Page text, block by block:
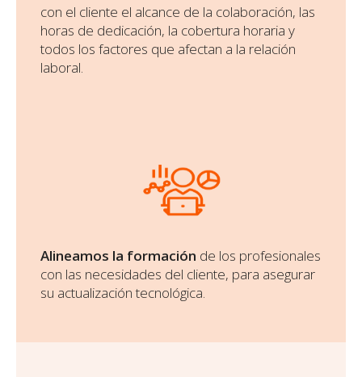
con el cliente el alcance de la colaboración, las
horas de dedicación, la cobertura horaria y
todos los factores que afectan a la relación
laboral.
Alineamos la formación de los profesionales
con las necesidades del cliente, para asegurar
su actualización tecnológica.